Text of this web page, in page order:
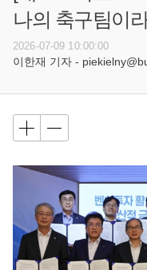
나의 축구팀이
2026-07-09 10:00:00
이한재 기자 -